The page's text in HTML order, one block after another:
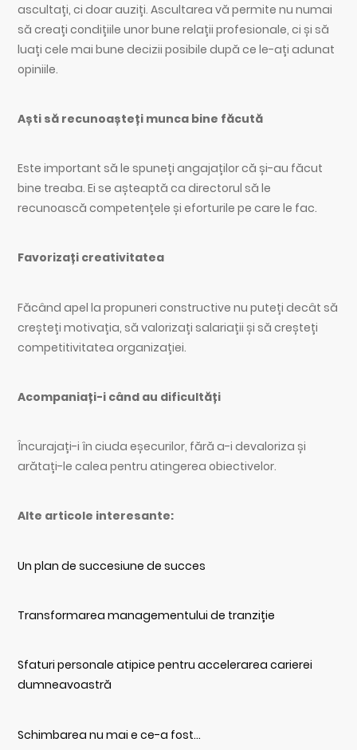
ascultați, ci doar auziți. Ascultarea vă permite nu numai
să creați condițiile unor bune relații profesionale, ci și să
luați cele mai bune decizii posibile după ce le-ați adunat
opiniile.
Aști să recunoașteți munca bine făcută
Este important să le spuneți angajaților că și-au făcut
bine treaba. Ei se așteaptă ca directorul să le
recunoască competențele și eforturile pe care le fac.
Favorizați creativitatea
Făcând apel la propuneri constructive nu puteți decât să
creșteți motivația, să valorizați salariații și să creșteți
competitivitatea organizației.
Acompaniați-i când au dificultăți
Încurajați-i în ciuda eșecurilor, fără a-i devaloriza și
arătați-le calea pentru atingerea obiectivelor.
Alte articole interesante:
Un plan de succesiune de succes
Transformarea managementului de tranziție
Sfaturi personale atipice pentru accelerarea carierei
dumneavoastră
Schimbarea nu mai e ce-a fost…